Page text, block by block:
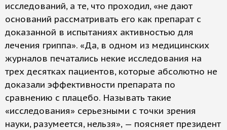
исследований, а те, что проходил, «не дают
оснований рассматривать его как препарат с
доказанной в испытаниях активностью для
лечения гриппа». «Да, в одном из медицинских
журналов печатались некие исследования на
трех десятках пациентов, которые абсолютно не
доказали эффективности препарата по
сравнению с плацебо. Называть такие
«исследования» серьезными с точки зрения
науки, разумеется, нельзя», — поясняет президент